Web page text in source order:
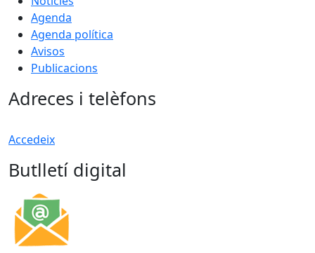
Agenda
Agenda política
Avisos
Publicacions
Adreces i telèfons
Accedeix
Butlletí digital